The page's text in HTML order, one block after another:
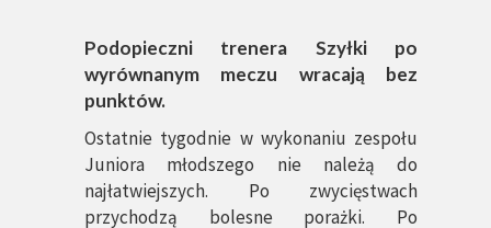
Podopieczni trenera Szyłki po
wyrównanym meczu wracają bez
punktów.
Ostatnie tygodnie w wykonaniu zespołu
Juniora młodszego nie należą do
najłatwiejszych. Po zwycięstwach
przychodzą bolesne porażki. Po